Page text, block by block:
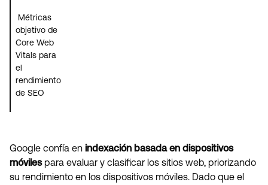
Métricas
objetivo de
Core Web
Vitals para
el
rendimiento
de SEO
Google confía en indexación basada en dispositivos
móvilespara evaluar y clasificar los sitios web, priorizando
su rendimiento en los dispositivos móviles. Dado que el